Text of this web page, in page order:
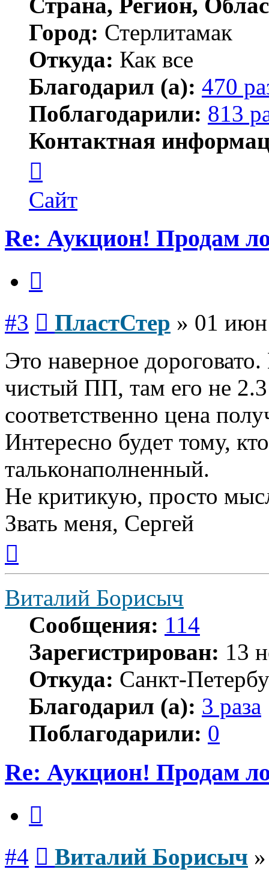
Город: Стерлитамак
Откуда: Как все
Благодарил (а): 470
Поблагодарили: 813
Контактная
пользователя
ПластСтер
Сайт
Re: Аукцион! Продам
#3 ПластСтер » 01
Это наверное
чистый ПП, там его не 2.3
соответственно цена
Интересно будет тому,
тальконаполненный.
Не критикую, просто
Звать меня, Сергей
началу
Виталий Борисыч
Сообщения: 114
Зарегистрирован: 13
Откуда: Санкт-
Благодарил (а): 3 раза
Поблагодарили: 0
Re: Аукцион! Продам
#4 Виталий Борисыч